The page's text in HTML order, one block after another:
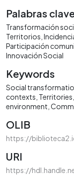
Palabras
Transformación
Territorios
Participación
Innovación Social
Keywords
Social
contexts Territories
environment
OLIB
https://
URI
https://